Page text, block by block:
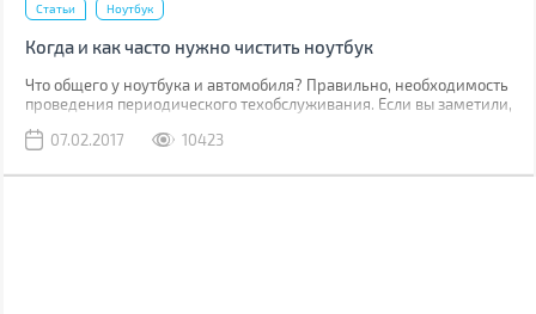
Статьи Ноутбук
Когда и как часто нужно чистить ноутбук
Что общего у ноутбука и автомобиля? Правильно, необходимость
проведения периодического техобслуживания. Если вы заметили,
начало подтормаживать, или вы просто хотите продлить срок его
как и насколько часто нужно это делать мы поговорим в данной
07.02.2017 10423